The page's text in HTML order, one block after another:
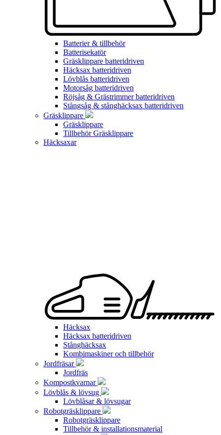
Batterier & tillbehör
Batterisekatör
Gräsklippare batteridriven
Häcksax batteridriven
Lövblås batteridriven
Motorsåg batteridriven
Röjsåg & Grästrimmer batteridriven
Stångsåg & stånghäcksax batteridriven
Gräsklippare
Gräsklippare
Tillbehör Gräsklippare
Häcksaxar
Häcksax
Häcksax batteridriven
Stånghäcksax
Kombimaskiner och tillbehör
Jordfräsar
Jordfräs
Kompostkvarnar
Lövblås & lövsug
Lövblåsar & lövsugar
Robotgräsklippare
Robotgräsklippare
Tillbehör & installationsmaterial